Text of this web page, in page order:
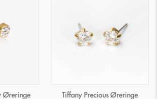
Øreringe Tiffany Precious Øreringe